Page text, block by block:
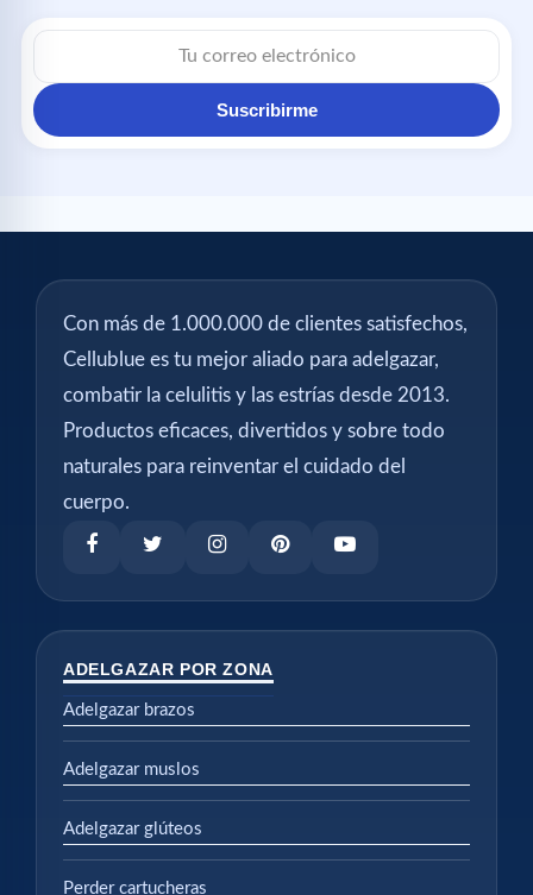
Suscribirme
Con más de 1.000.000 de clientes satisfechos,
Cellublue es tu mejor aliado para adelgazar,
combatir la celulitis y las estrías desde 2013.
Productos eficaces, divertidos y sobre todo
naturales para reinventar el cuidado del
cuerpo.
ADELGAZAR POR ZONA
Adelgazar brazos
Adelgazar muslos
Adelgazar glúteos
Perder cartucheras